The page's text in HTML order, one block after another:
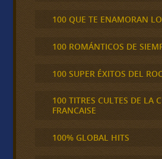
100 QUE TE ENAMORAN
100 ROMÁNTICOS DE
100 SUPER ÉXITOS DEL
100 TITRES CULTES DE LA
FRANCAISE
100% GLOBAL HITS